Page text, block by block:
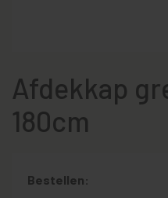
Afdekkap
180cm
Bestellen: